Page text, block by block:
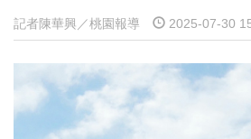
記者陳華興／桃園報導 2025-07-30